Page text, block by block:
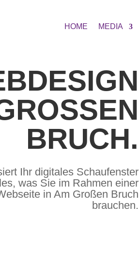
HOME MEDIA
B
RUCH.
Ihr digitales Schaufenster
was Sie im Rahmen einer
in Am Großen Bruch
brauchen.